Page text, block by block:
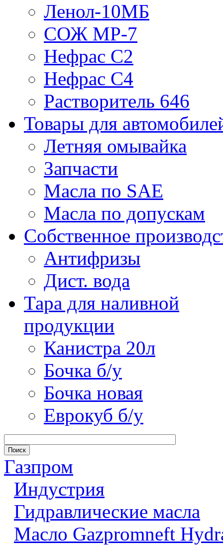
Ленол-10МБ
СОЖ МР-7
Нефрас С2
Нефрас С4
Растворитель 646
Товары для
Летняя омывайка
Запчасти
Масла по SAE
Масла по допускам
Собственное
Антифризы
Дист. вода
Тара для наливной
продукции
Канистра 20л
Бочка б/у
Бочка новая
Еврокуб б/у
Газпром
Индустрия
Гидравлические масла
Масло Gazpromneft